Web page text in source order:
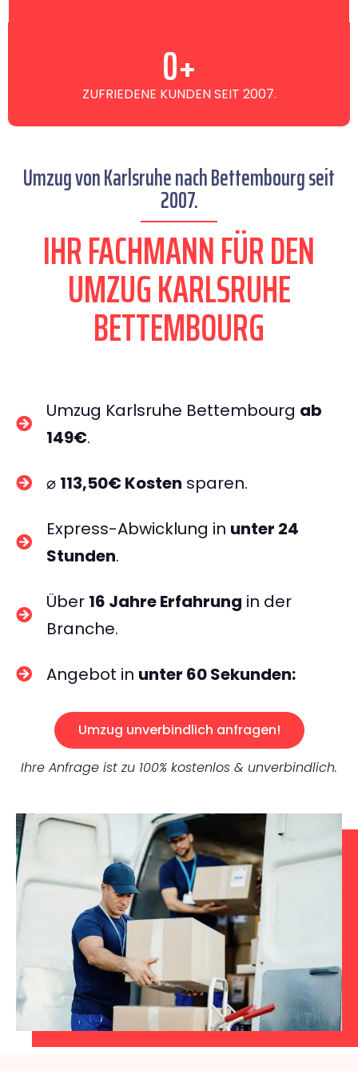
ZUFRIEDENE KUNDEN SEIT 2007.
0+
Umzug von Karlsruhe nach Bettembourg seit
2007.
IHR FACHMANN FÜR DEN
UMZUG KARLSRUHE
BETTEMBOURG
Umzug Karlsruhe Bettembourg ab
149€.
⌀ 113,50€ Kosten sparen.
Express-Abwicklung in unter 24
Stunden.
Über 16 Jahre Erfahrung in der
Branche.
Angebot in unter 60 Sekunden:
Umzug unverbindlich anfragen!
Ihre Anfrage ist zu 100% kostenlos & unverbindlich.